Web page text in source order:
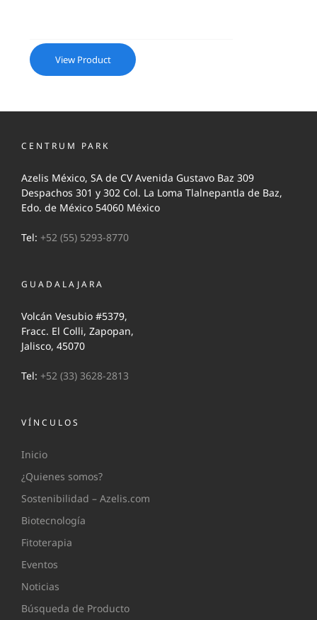
View Product
CENTRUM PARK
Azelis México, SA de CV Avenida Gustavo Baz 309
Despachos 301 y 302 Col. La Loma Tlalnepantla de Baz,
Edo. de México 54060 México
Tel: +52 (55) 5293-8770
GUADALAJARA
Volcán Vesubio #5379,
Fracc. El Colli, Zapopan,
Jalisco, 45070
Tel: +52 (33) 3628-2813
VÍNCULOS
Inicio
¿Quienes somos?
Sostenibilidad – Azelis.com
Biotecnología
Fitoterapia
Eventos
Noticias
Búsqueda de Producto